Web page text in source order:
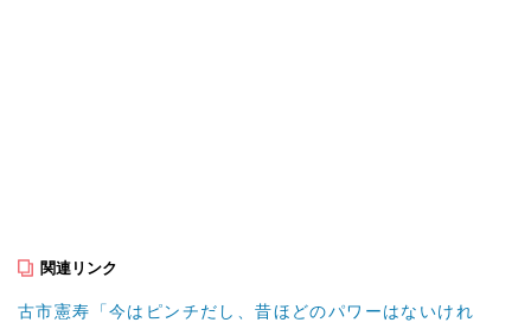
関連リンク
古市憲寿「今はピンチだし、昔ほどのパワーはないけれ